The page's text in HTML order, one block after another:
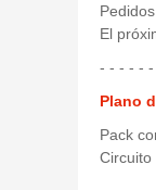
El
- - - - -
Plano
Pack
Circuito